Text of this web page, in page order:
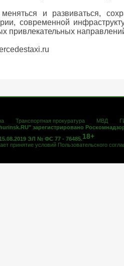
и развиваться,
современной
привлекательных
Транспортная прокуратура МВД
зарегистрировано
ЭЛ № ФС 77 - 76485.18+
принятие условий Пользовательского